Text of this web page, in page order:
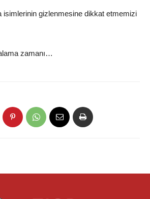
isimlerinin gizlenmesine dikkat etmemizi
zamanı…